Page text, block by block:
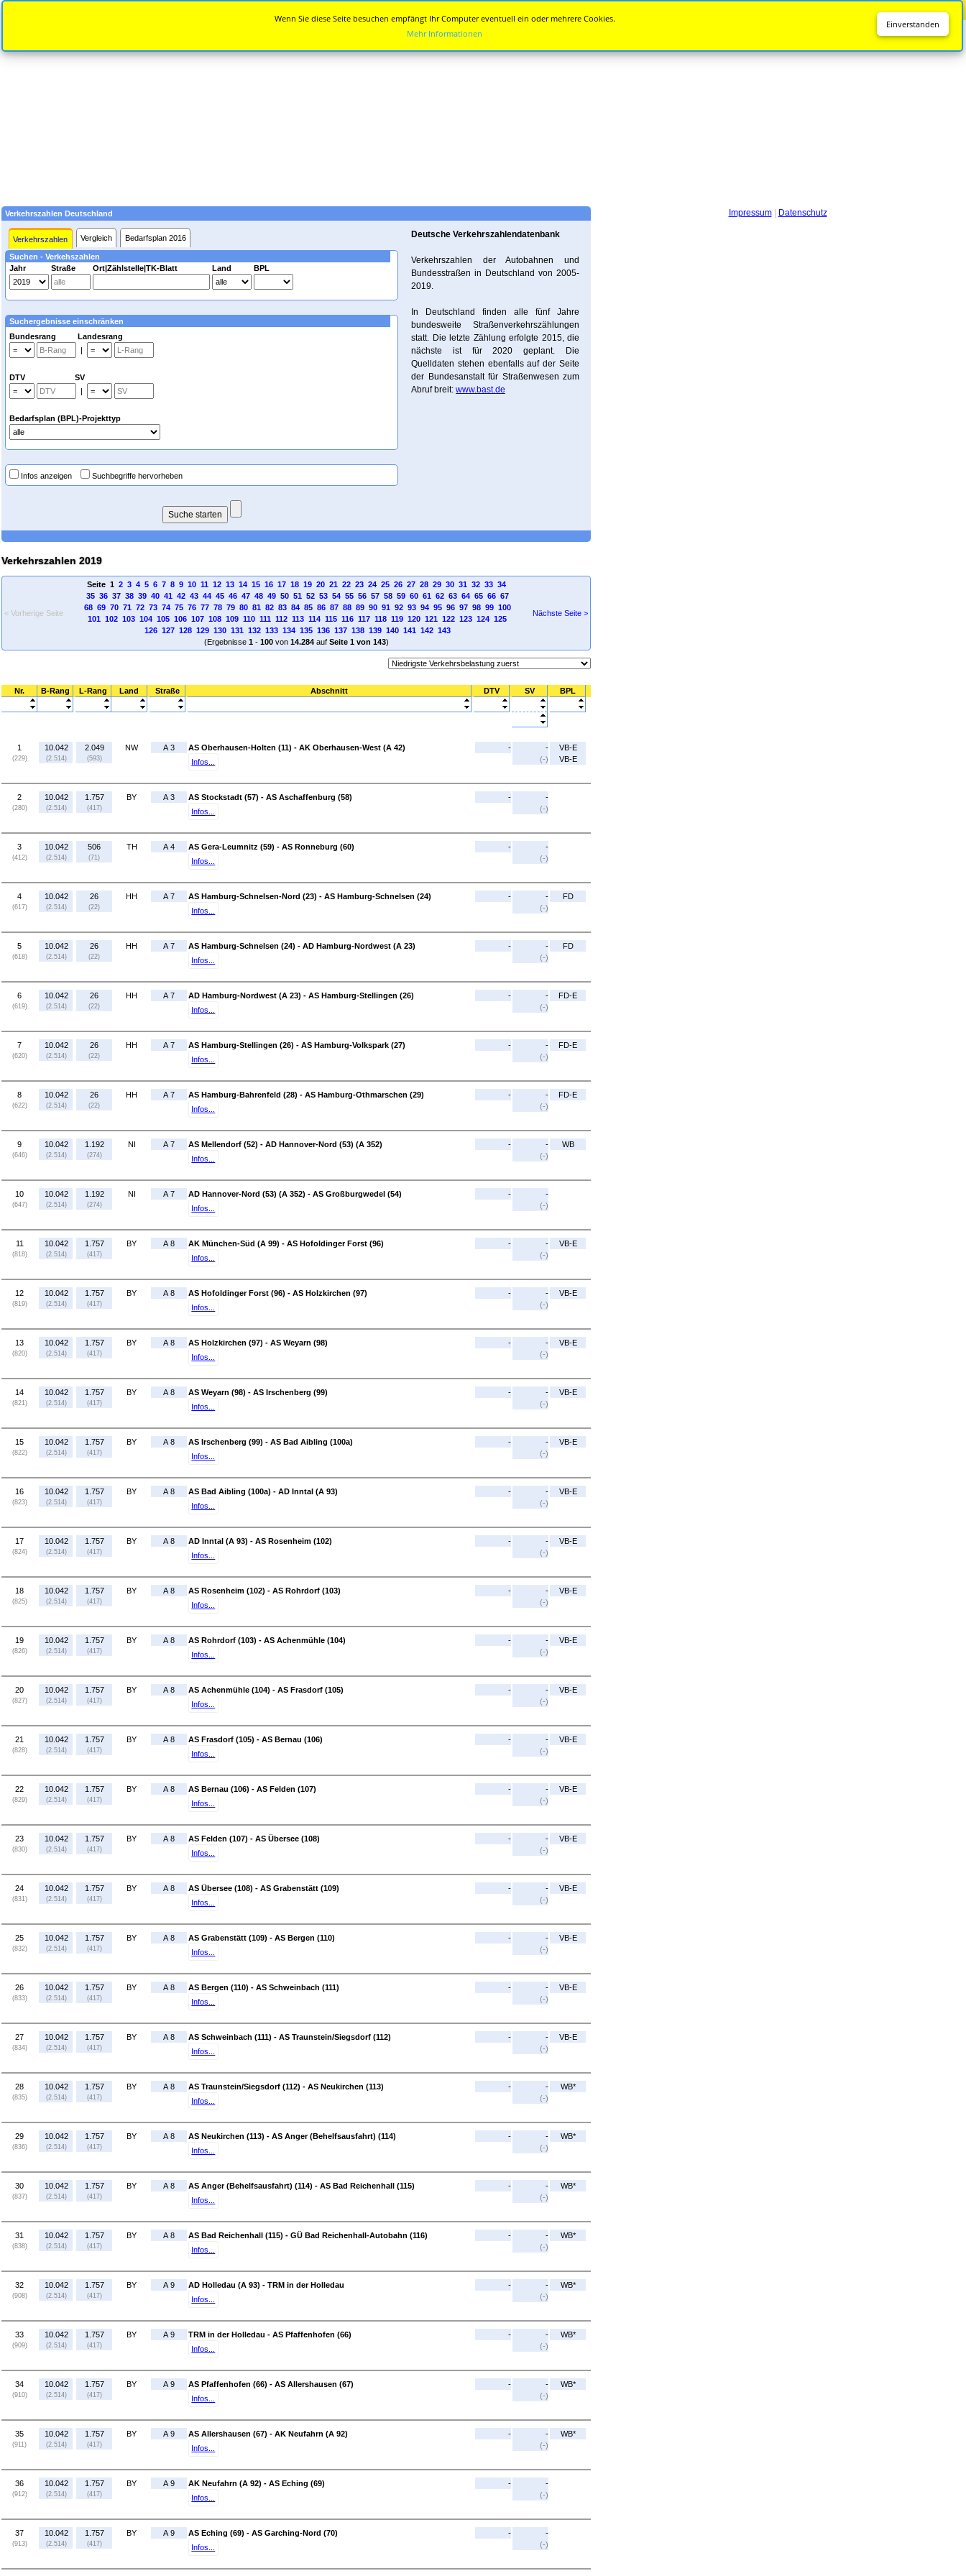
Verkehrszahlen Deutschland
Verkehrszahlen Vergleich Bedarfsplan 2016
Suchen - Verkehszahlen
Jahr
Straße Ort|Zählstelle|TK-Blatt Land BPL
Suchergebnisse einschränken
Bundesrang Landesrang
|
DTV SV
|
Bedarfsplan (BPL)-Projekttyp
Infos anzeigen Suchbegriffe hervorheben
Deutsche Verkehrszahlendatenbank
Verkehrszahlen der Autobahnen und
Bundesstraßen in Deutschland von 2005-
2019.
In Deutschland finden alle fünf Jahre
bundesweite Straßenverkehrszählungen
statt. Die letzte Zählung erfolgte 2015, die
nächste ist für 2020 geplant. Die
Quelldaten stehen ebenfalls auf der Seite
der Bundesanstalt für Straßenwesen zum
Abruf breit: www.bast.de
Verkehrszahlen 2019
< Vorherige Seite
Seite 1 2 3 4 5 6 7 8 9 10 11 12 13 14 15 16 17 18 19 20 21 22 23 24 25 26 27 28 29 30 31 32 33 34
35 36 37 38 39 40 41 42 43 44 45 46 47 48 49 50 51 52 53 54 55 56 57 58 59 60 61 62 63 64 65 66 67
68 69 70 71 72 73 74 75 76 77 78 79 80 81 82 83 84 85 86 87 88 89 90 91 92 93 94 95 96 97 98 99 100
101 102 103 104 105 106 107 108 109 110 111 112 113 114 115 116 117 118 119 120 121 122 123 124 125
126 127 128 129 130 131 132 133 134 135 136 137 138 139 140 141 142 143
(Ergebnisse 1- 100von 14.284auf Seite 1 von 143)
Nächste Seite >
Nr. B-Rang L-Rang Land Straße Abschnitt DTV SV BPL
1
(229)
10.042
(2.514)
2.049
(593)
NW A 3
AS Oberhausen-Holten (11) - AK Oberhausen-West (A 42)
Infos...
-
-
(-)
VB-E
VB-E
2
(280)
10.042
(2.514)
1.757
(417)
BY A 3
AS Stockstadt (57) - AS Aschaffenburg (58)
Infos...
-
-
(-)
3
(412)
10.042
(2.514)
506
(71)
TH A 4
AS Gera-Leumnitz (59) - AS Ronneburg (60)
Infos...
-
-
(-)
4
(617)
10.042
(2.514)
26
(22)
HH A 7
AS Hamburg-Schnelsen-Nord (23) - AS Hamburg-Schnelsen (24)
Infos...
-
-
(-)
FD
5
(618)
10.042
(2.514)
26
(22)
HH A 7
AS Hamburg-Schnelsen (24) - AD Hamburg-Nordwest (A 23)
Infos...
-
-
(-)
FD
6
(619)
10.042
(2.514)
26
(22)
HH A 7
AD Hamburg-Nordwest (A 23) - AS Hamburg-Stellingen (26)
Infos...
-
-
(-)
FD-E
7
(620)
10.042
(2.514)
26
(22)
HH A 7
AS Hamburg-Stellingen (26) - AS Hamburg-Volkspark (27)
Infos...
-
-
(-)
FD-E
8
(622)
10.042
(2.514)
26
(22)
HH A 7
AS Hamburg-Bahrenfeld (28) - AS Hamburg-Othmarschen (29)
Infos...
-
-
(-)
FD-E
9
(646)
10.042
(2.514)
1.192
(274)
NI A 7
AS Mellendorf (52) - AD Hannover-Nord (53) (A 352)
Infos...
-
-
(-)
WB
10
(647)
10.042
(2.514)
1.192
(274)
NI A 7
AD Hannover-Nord (53) (A 352) - AS Großburgwedel (54)
Infos...
-
-
(-)
11
(818)
10.042
(2.514)
1.757
(417)
BY A 8
AK München-Süd (A 99) - AS Hofoldinger Forst (96)
Infos...
-
-
(-)
VB-E
12
(819)
10.042
(2.514)
1.757
(417)
BY A 8
AS Hofoldinger Forst (96) - AS Holzkirchen (97)
Infos...
-
-
(-)
VB-E
13
(820)
10.042
(2.514)
1.757
(417)
BY A 8
AS Holzkirchen (97) - AS Weyarn (98)
Infos...
-
-
(-)
VB-E
14
(821)
10.042
(2.514)
1.757
(417)
BY A 8
AS Weyarn (98) - AS Irschenberg (99)
Infos...
-
-
(-)
VB-E
15
(822)
10.042
(2.514)
1.757
(417)
BY A 8
AS Irschenberg (99) - AS Bad Aibling (100a)
Infos...
-
-
(-)
VB-E
16
(823)
10.042
(2.514)
1.757
(417)
BY A 8
AS Bad Aibling (100a) - AD Inntal (A 93)
Infos...
-
-
(-)
VB-E
17
(824)
10.042
(2.514)
1.757
(417)
BY A 8
AD Inntal (A 93) - AS Rosenheim (102)
Infos...
-
-
(-)
VB-E
18
(825)
10.042
(2.514)
1.757
(417)
BY A 8
AS Rosenheim (102) - AS Rohrdorf (103)
Infos...
-
-
(-)
VB-E
19
(826)
10.042
(2.514)
1.757
(417)
BY A 8
AS Rohrdorf (103) - AS Achenmühle (104)
Infos...
-
-
(-)
VB-E
20
(827)
10.042
(2.514)
1.757
(417)
BY A 8
AS Achenmühle (104) - AS Frasdorf (105)
Infos...
-
-
(-)
VB-E
21
(828)
10.042
(2.514)
1.757
(417)
BY A 8
AS Frasdorf (105) - AS Bernau (106)
Infos...
-
-
(-)
VB-E
22
(829)
10.042
(2.514)
1.757
(417)
BY A 8
AS Bernau (106) - AS Felden (107)
Infos...
-
-
(-)
VB-E
23
(830)
10.042
(2.514)
1.757
(417)
BY A 8
AS Felden (107) - AS Übersee (108)
Infos...
-
-
(-)
VB-E
24
(831)
10.042
(2.514)
1.757
(417)
BY A 8
AS Übersee (108) - AS Grabenstätt (109)
Infos...
-
-
(-)
VB-E
25
(832)
10.042
(2.514)
1.757
(417)
BY A 8
AS Grabenstätt (109) - AS Bergen (110)
Infos...
-
-
(-)
VB-E
26
(833)
10.042
(2.514)
1.757
(417)
BY A 8
AS Bergen (110) - AS Schweinbach (111)
Infos...
-
-
(-)
VB-E
27
(834)
10.042
(2.514)
1.757
(417)
BY A 8
AS Schweinbach (111) - AS Traunstein/Siegsdorf (112)
Infos...
-
-
(-)
VB-E
28
(835)
10.042
(2.514)
1.757
(417)
BY A 8
AS Traunstein/Siegsdorf (112) - AS Neukirchen (113)
Infos...
-
-
(-)
WB*
29
(836)
10.042
(2.514)
1.757
(417)
BY A 8
AS Neukirchen (113) - AS Anger (Behelfsausfahrt) (114)
Infos...
-
-
(-)
WB*
30
(837)
10.042
(2.514)
1.757
(417)
BY A 8
AS Anger (Behelfsausfahrt) (114) - AS Bad Reichenhall (115)
Infos...
-
-
(-)
WB*
31
(838)
10.042
(2.514)
1.757
(417)
BY A 8
AS Bad Reichenhall (115) - GÜ Bad Reichenhall-Autobahn (116)
Infos...
-
-
(-)
WB*
32
(908)
10.042
(2.514)
1.757
(417)
BY A 9
AD Holledau (A 93) - TRM in der Holledau
Infos...
-
-
(-)
WB*
33
(909)
10.042
(2.514)
1.757
(417)
BY A 9
TRM in der Holledau - AS Pfaffenhofen (66)
Infos...
-
-
(-)
WB*
34
(910)
10.042
(2.514)
1.757
(417)
BY A 9
AS Pfaffenhofen (66) - AS Allershausen (67)
Infos...
-
-
(-)
WB*
35
(911)
10.042
(2.514)
1.757
(417)
BY A 9
AS Allershausen (67) - AK Neufahrn (A 92)
Infos...
-
-
(-)
WB*
36
(912)
10.042
(2.514)
1.757
(417)
BY A 9
AK Neufahrn (A 92) - AS Eching (69)
Infos...
-
-
(-)
37
(913)
10.042
(2.514)
1.757
(417)
BY A 9
AS Eching (69) - AS Garching-Nord (70)
Infos...
-
-
(-)
Impressum| Datenschutz
Einverstanden
Wenn Sie diese Seite besuchen empfängt Ihr Computer eventuell ein oder mehrere Cookies.
Mehr Informationen